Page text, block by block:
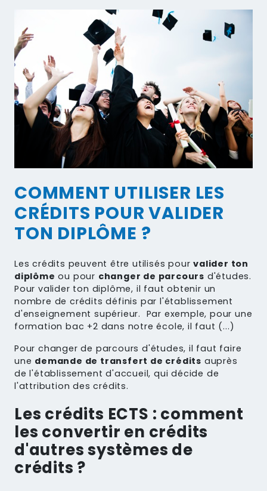
COMMENT UTILISER LES
CRÉDITS POUR VALIDER
TON DIPLÔME ?
Les crédits peuvent être utilisés pourvalider ton
diplôme ou pour changer de parcours d'études.
Pour valider ton diplôme, il faut obtenir un
nombre de crédits définis par l'établissement
d'enseignement supérieur. Par exemple, pour une
formation bac +2 dans notre école, il faut (...)
Pour changer de parcours d'études, il faut faire
une demande de transfert de crédits auprès
de l'établissement d'accueil, qui décide de
l'attribution des crédits.
Les crédits ECTS : comment
les convertir en crédits
d'autres systèmes de
crédits ?